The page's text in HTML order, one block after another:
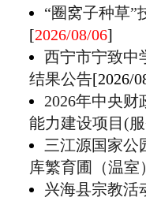
“圈窝子种草”
[2026/08/06]
西宁市宁致中
结果公告[2026/
2026年中央
能力建设项目(
三江源国家公
库繁育圃（温室
兴海县宗教活